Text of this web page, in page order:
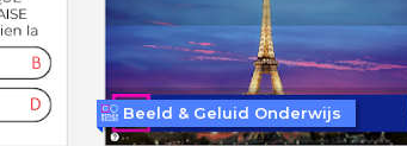
Beeld & Geluid Onderwijs